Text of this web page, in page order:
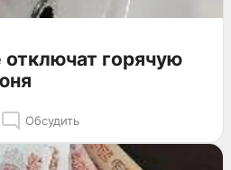
горячую
Обсудить